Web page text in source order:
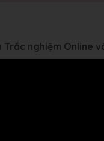
Trắc nghiệm Online